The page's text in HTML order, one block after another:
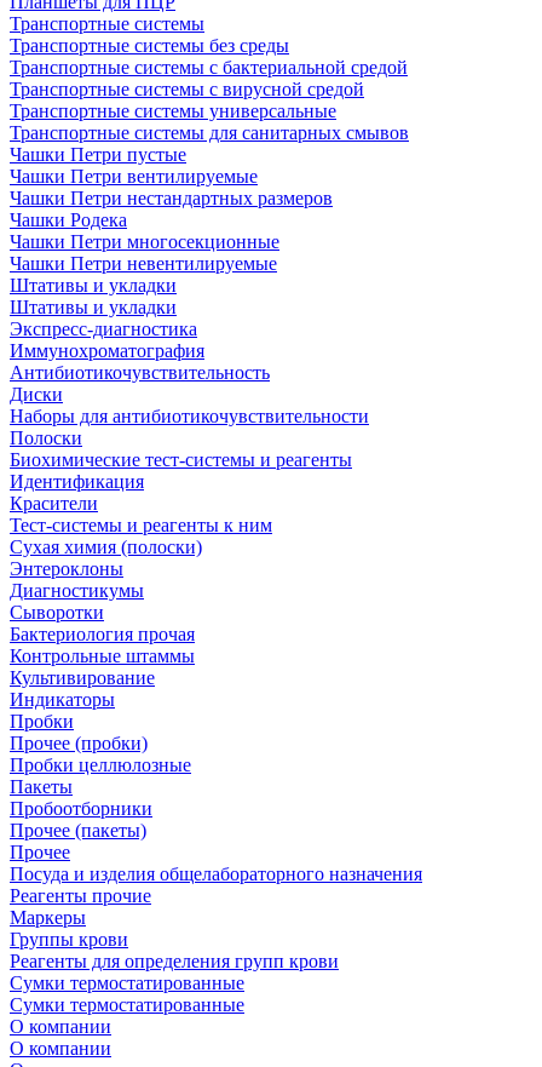
Транспортные системы
Транспортные системы без среды
Транспортные системы с бактериальной средой
Транспортные системы с вирусной средой
Транспортные системы универсальные
Транспортные системы для санитарных смывов
Чашки Петри пустые
Чашки Петри вентилируемые
Чашки Петри нестандартных размеров
Чашки Родека
Чашки Петри многосекционные
Чашки Петри невентилируемые
Штативы и укладки
Штативы и укладки
Экспресс-диагностика
Иммунохроматография
Антибиотикочувствительность
Диски
Наборы для антибиотикочувствительности
Полоски
Биохимические тест-системы и реагенты
Идентификация
Красители
Тест-системы и реагенты к ним
Сухая химия (полоски)
Энтероклоны
Диагностикумы
Сыворотки
Бактериология прочая
Контрольные штаммы
Культивирование
Индикаторы
Пробки
Прочее (пробки)
Пробки целлюлозные
Пакеты
Пробоотборники
Прочее (пакеты)
Прочее
Посуда и изделия общелабораторного назначения
Реагенты прочие
Маркеры
Группы крови
Реагенты для определения групп крови
Сумки термостатированные
Сумки термостатированные
О компании
О компании